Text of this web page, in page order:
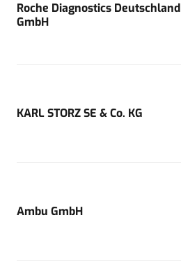
Roche Diagnostics Deutschland
GmbH
KARL STORZ SE & Co. KG
Ambu GmbH